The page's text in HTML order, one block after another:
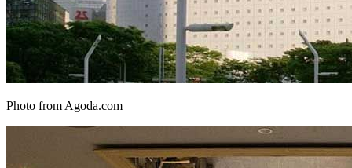
Photo from Agoda.com